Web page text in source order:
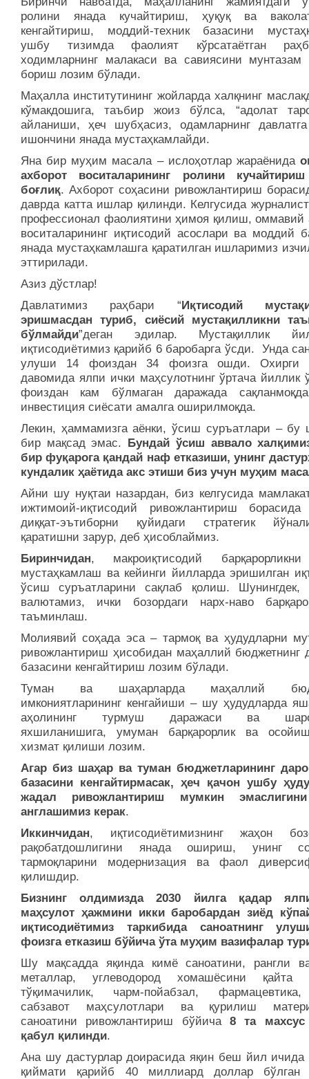
ролини янада кучайтириш, ҳуқуқ ва
кенгайтириш, моддий-техник базасини
ушбу тизимда фаолият кўрсатаётган
ходимларнинг малакаси ва савиясини
бориш лозим бўлади.
Маҳалла институтининг жойларда халқнинг
кўмакдошига, таъбир жоиз бўлса, “адолат
айланиши, ҳеч шубҳасиз, одамларнинг
ишончини янада мустаҳкамлайди.
Яна бир муҳим масала – ислоҳотлар жараёнида
ахборот воситаларининг ролини
боғлиқ. Ахборот соҳасини ривожлантириш
даврда катта ишлар қилинди. Келгусида
профессионал фаолиятини ҳимоя қилиш, оммавий
воситаларининг иқтисодий асослари ва моддий
янада мустаҳкамлашга қаратилган ишларимиз
эттирилади.
Азиз дўстлар!
Давлатимиз раҳбари “Иқтисодий
эришмасдан туриб, сиёсий мустақилликни
бўлмайди”деган эдилар. Мустақиллик
иқтисодиётимиз қарийб 6 баробарга ўсди. Унда
улуши 14 фоиздан 34 фоизга ошди. Охирги
давомида ялпи ички маҳсулотнинг ўртача йиллик
фоиздан кам бўлмаган даражада
инвестиция сиёсати амалга оширилмоқда.
Лекин, ҳаммамизга аёнки, ўсиш суръатлари – бу
бир мақсад эмас. Бундай ўсиш аввало
бир фуқарога қандай наф етказиши, унинг
кундалик ҳаётида акс этиши биз учун муҳим
Айни шу нуқтаи назардан, биз келгусида
ижтимоий-иқтисодий ривожлантириш борасида
диққат-эътиборни қуйидаги стратегик
қаратишни зарур, деб ҳисоблаймиз.
Биринчидан, макроиқтисодий
мустаҳкамлаш ва кейинги йилларда эришилган
ўсиш суръатларини сақлаб қолиш. Шунингдек,
валютамиз, ички бозордаги нарх-наво
таъминлаш.
Молиявий соҳада эса – тармоқ ва ҳудудларни
ривожлантириш ҳисобидан маҳаллий бюджетнинг
базасини кенгайтириш лозим бўлади.
Туман ва шаҳарларда маҳаллий
имкониятларининг кенгайиши – шу ҳудудларда
аҳолининг турмуш даражаси ва
яхшиланишига, умуман барқарорлик ва
хизмат қилиши лозим.
Агар биз шаҳар ва туман бюджетларининг
базасини кенгайтирмасак, ҳеч қачон ушбу
жадал ривожлантириш мумкин
англашимиз керак.
Иккинчидан, иқтисодиётимизнинг жа­ҳон
рақобатдошлигини янада ошириш, унинг
тармоқларини модернизация ва фаол
қилишдир.
Бизнинг олдимизда 2030 йилга қадар
маҳсулот ҳажмини икки баробардан зиёд
иқтисодиётимиз таркибида саноатнинг
фоизга етказиш бўйича ўта муҳим вазифалар
Шу мақсадда яқинда кимё саноатини, рангли
металлар, углеводород хомашёсини қайта
тўқимачилик, чарм-пойабзал,
сабзавот маҳсулотлари ва қурилиш
саноатини ривожлантириш бўйича 8 та махсус
қабул қилинди.
Ана шу дастурлар доирасида яқин беш йил
қиймати қарийб 40 миллиард доллар